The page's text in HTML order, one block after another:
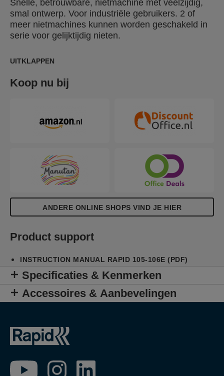
Snelle, betrouwbare, nietmachine met veelzijdig,
smal ontwerp. Voor industriële gebruikers. 2 of
meer nietmachines kunnen worden geschakeld in
serie voor gelijktijdig nieten.
UITKLAPPEN
Koop nu bij
ANDERE ONLINE SHOPS VIND JE HIER
Product support
INSTRUCTION MANUAL RAPID 105-106E (PDF)
Specificaties & Kenmerken
Accessoires & Aanbevelingen